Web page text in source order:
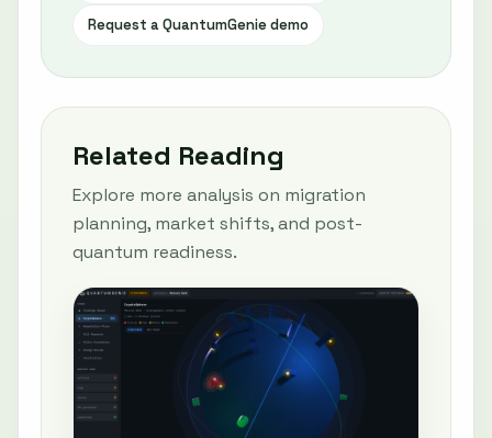
Request a QuantumGenie demo
Related Reading
Explore more analysis on migration
planning, market shifts, and post-
quantum readiness.